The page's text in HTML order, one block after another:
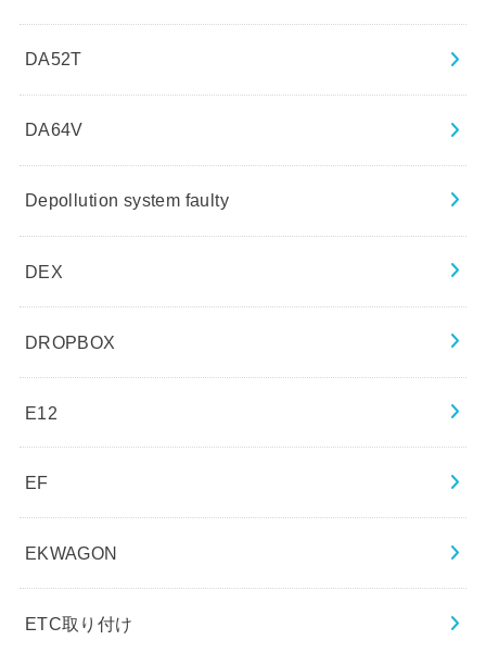
DA52T
DA64V
Depollution system faulty
DEX
DROPBOX
E12
EF
EKWAGON
ETC取り付け